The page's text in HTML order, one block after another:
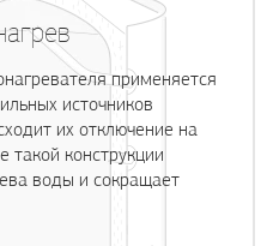
применяется
источников
их отключение на
такой конструкции
воды и сокращает